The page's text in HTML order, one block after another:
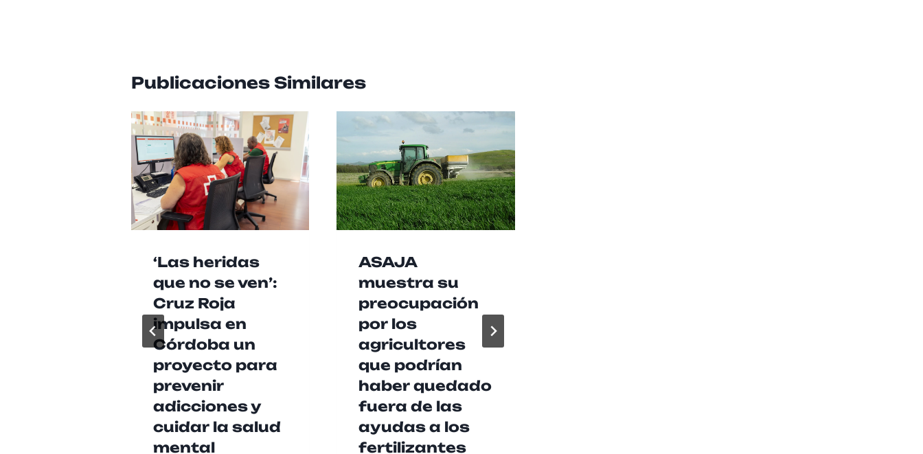
Publicaciones Similares
‘Las heridas
que no se ven’:
Cruz Roja
impulsa en
Córdoba un
proyecto para
prevenir
adicciones y
cuidar la salud
mental
ASAJA
muestra su
preocupación
por los
agricultores
que podrían
haber quedado
fuera de las
ayudas a los
fertilizantes